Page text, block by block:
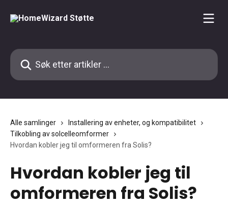
Søk etter artikler ...
Alle samlinger
Installering av enheter, og kompatibilitet
Tilkobling av solcelleomformer
Hvordan kobler jeg til omformeren fra Solis?
Hvordan kobler jeg til
omformeren fra Solis?